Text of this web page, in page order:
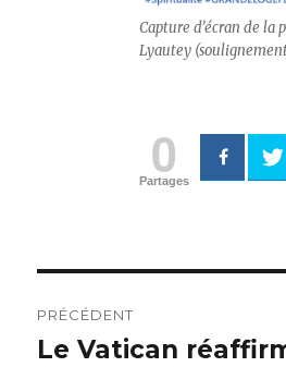
Capture d’écran de la
Lyautey
0
Partages
de
PRÉCÉDENT
Article
Le Vatican